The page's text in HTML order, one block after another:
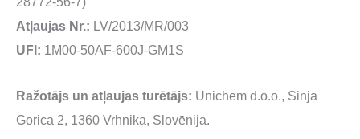
Atļaujas Nr.: LV/2013/MR/003
UFI: 1M00-50AF-600J-GM1S
Ražotājs un atļaujas turētājs: Unichem d.o.o., Sinja
Gorica 2, 1360 Vrhnika, Slovēnija.